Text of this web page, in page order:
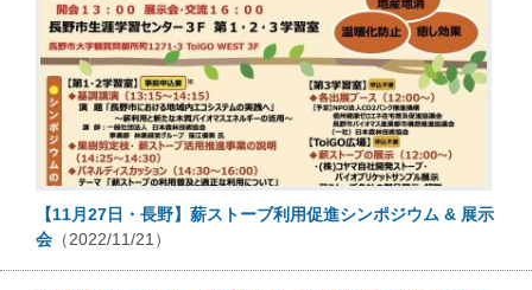
【11月27日・長野】薪ストーブ利用促進シンポジウム & 展示
会 （2022/11/21）